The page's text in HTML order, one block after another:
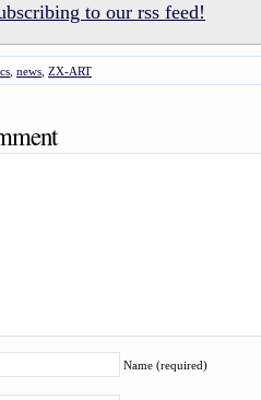
to our rss feed!
news ZX-ART
Name (required)